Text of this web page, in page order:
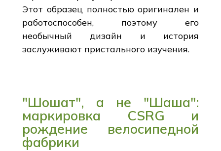
Этот образец полностью оригинален и
работоспособен, поэтому его
необычный дизайн и история
заслуживают пристального изучения.
"Шошат", а не "Шаша":
маркировка CSRG и
рождение велосипедной
фабрики